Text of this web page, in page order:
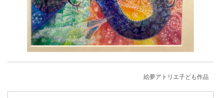
絵夢アトリエ子ども作品